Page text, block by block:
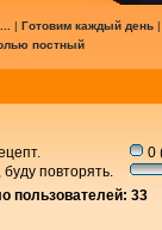
| Готовим каждый день
постный
0
повторять.
пользователей: 33